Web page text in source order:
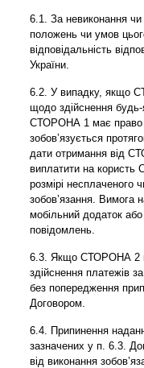
6.1. За невиконання чи
положень чи умов
відповідальність
України.
6.2. У випадку, якщо
щодо здійснення
СТОРОНА 1 має право
зобов’язується
дати отримання від
виплатити на
розмірі несплаченого
зобов’язання.
мобільний додаток
повідомлень.
6.3. Якщо СТОРОНА 2
здійснення платежів
без попередження
Договором.
6.4. Припинення
зазначених у п. 6.3.
від виконання